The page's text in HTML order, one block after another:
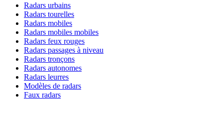
Radars urbains
Radars tourelles
Radars mobiles
Radars mobiles mobiles
Radars feux rouges
Radars passages à niveau
Radars tronçons
Radars autonomes
Radars leurres
Modèles de radars
Faux radars